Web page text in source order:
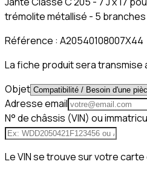
trémolite métallisé - 5 branches
Référence : A20540108007X44
La fiche produit sera transmise
Objet
Adresse email
N° de châssis (VIN) ou
Le VIN se trouve sur votre